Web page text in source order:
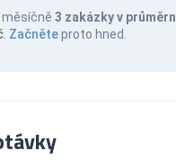
měsíčně 3 zakázky v
Začněteproto hned.